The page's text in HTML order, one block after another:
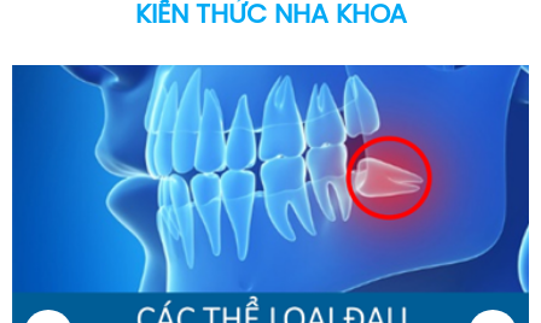
KIẾN THỨC NHA KHOA